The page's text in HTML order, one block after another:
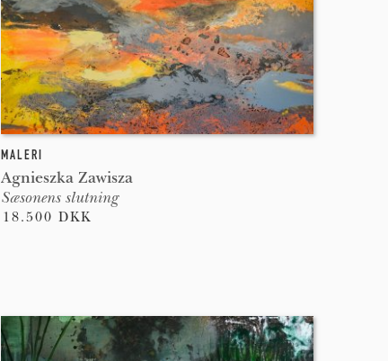
MALERI
Agnieszka Zawisza
Sæsonens slutning
18.500 DKK